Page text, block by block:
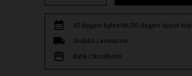
60 dagars bytesrätt/30 dagars öppet köp
Snabba Leveranser
Butik i Stockholm